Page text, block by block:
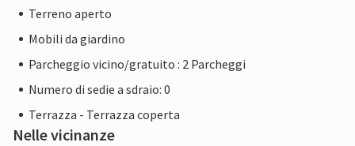
Terreno aperto
Mobili da giardino
Parcheggio vicino/gratuito : 2 Parcheggi
Numero di sedie a sdraio: 0
Terrazza - Terrazza coperta
Nelle vicinanze